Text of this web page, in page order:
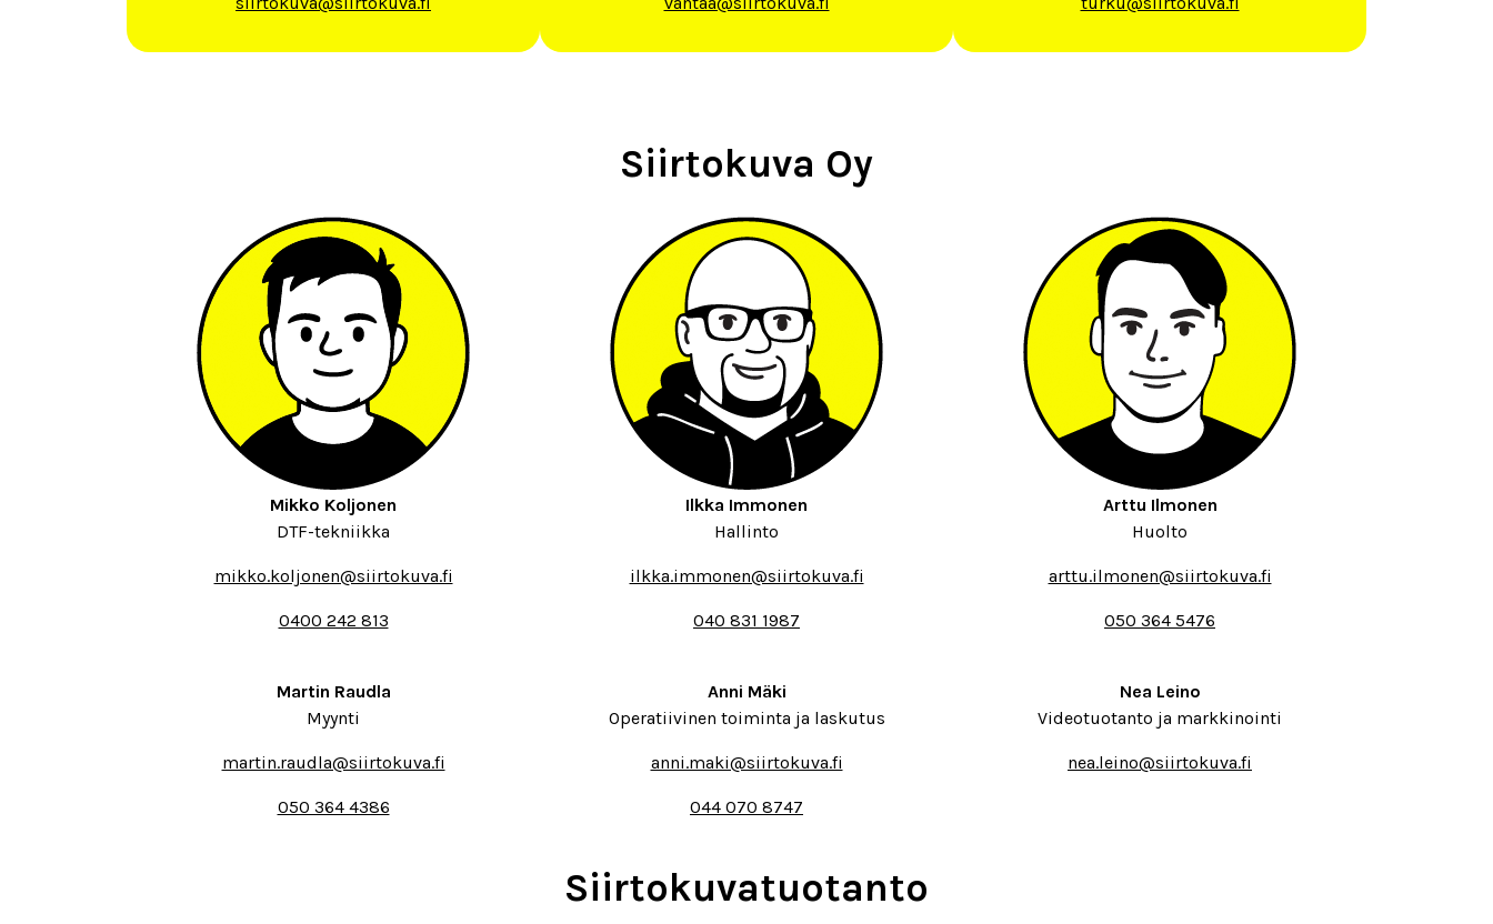
Siirtokuva Oy
Mikko Koljonen
DTF-tekniikka
mikko.koljonen@siirtokuva.fi
0400 242 813
Ilkka Immonen
Hallinto
ilkka.immonen@siirtokuva.fi
040 831 1987
Arttu Ilmonen
Huolto
arttu.ilmonen@siirtokuva.fi
050 364 5476
Martin Raudla
Myynti
martin.raudla@siirtokuva.fi
050 364 4386
Anni Mäki
Operatiivinen toiminta ja laskutus
anni.maki@siirtokuva.fi
044 070 8747
Nea Leino
Videotuotanto ja markkinointi
nea.leino@siirtokuva.fi
Siirtokuvatuotanto